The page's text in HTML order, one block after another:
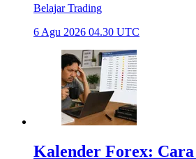
Belajar Trading
6 Agu 2026 04.30 UTC
Kalender Forex: